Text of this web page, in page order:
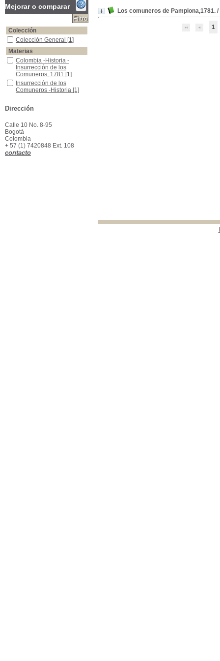
Los comuneros de Pamplona,1781. /
1
Mejorar o comparar
Colección
Colección General
Colección General [1]
Materias
Colombia -Historia -Insurrección de los Comuneros, 1781
Colombia -Historia -
Insurrección de los
Comuneros, 1781 [1]
Insurrección de los Comuneros -Historia
Insurrección de los
Comuneros -Historia [1]
Insurrección de los
Comuneros, 1781
Dirección
Calle 10 No. 8-95
Bogotá
Colombia
+ 57 (1) 7420848 Ext. 108
contacto